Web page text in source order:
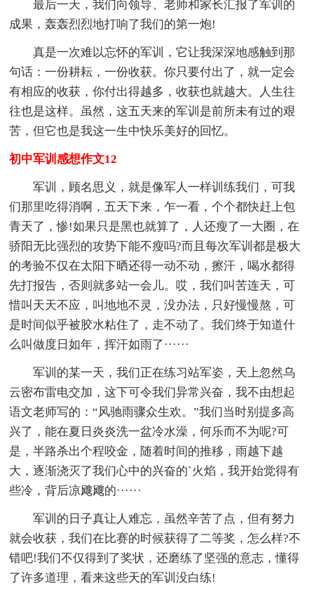
最后一天，我们向领导、老师和家长汇报了军训的
成果，轰轰烈烈地打响了我们的第一炮!
真是一次难以忘怀的军训，它让我深深地感触到那
句话：一份耕耘，一份收获。你只要付出了，就一定会
有相应的收获，你付出得越多，收获也就越大。人生往
往也是这样。虽然，这五天来的军训是前所未有过的艰
苦，但它也是我这一生中快乐美好的回忆。
初中军训感想作文12
军训，顾名思义，就是像军人一样训练我们，可我
们那里吃得消啊，五天下来，乍一看，个个都快赶上包
青天了，惨!如果只是黑也就算了，人还瘦了一大圈，在
骄阳无比强烈的攻势下能不瘦吗?而且每次军训都是极大
的考验不仅在太阳下晒还得一动不动，擦汗，喝水都得
先打报告，否则就多站一会儿。哎，我们叫苦连天，可
惜叫天天不应，叫地地不灵，没办法，只好慢慢熬，可
是时间似乎被胶水粘住了，走不动了。我们终于知道什
么叫做度日如年，挥汗如雨了······
军训的某一天，我们正在练习站军姿，天上忽然乌
云密布雷电交加，这下可令我们异常兴奋，我不由想起
语文老师写的：“风驰雨骤众生欢。”我们当时别提多高
兴了，能在夏日炎炎洗一盆冷水澡，何乐而不为呢?可
是，半路杀出个程咬金，随着时间的推移，雨越下越
大，逐渐浇灭了我们心中的兴奋的`火焰，我开始觉得有
些冷，背后凉飕飕的······
军训的日子真让人难忘，虽然辛苦了点，但有努力
就会收获，我们在比赛的时候获得了二等奖，怎么样?不
错吧!我们不仅得到了奖状，还磨练了坚强的意志，懂得
了许多道理，看来这些天的军训没白练!